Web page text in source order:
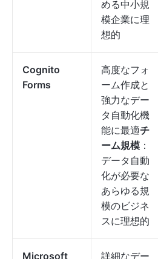
める中小規
模企業に理
想的
Cognito
Forms
高度なフォ
ーム作成と
強力なデー
タ自動化機
能に最適チ
ーム規模 ：
データ自動
化が必要な
あらゆる規
模のビジネ
スに理想的
Microsoft
詳細なデー